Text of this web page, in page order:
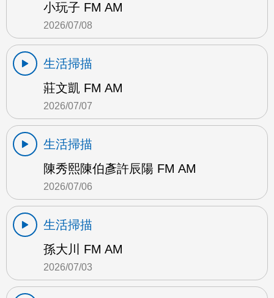
小玩子 FM AM
2026/07/08
生活掃描
莊文凱 FM AM
2026/07/07
生活掃描
陳秀熙陳伯彥許辰陽 FM AM
2026/07/06
生活掃描
孫大川 FM AM
2026/07/03